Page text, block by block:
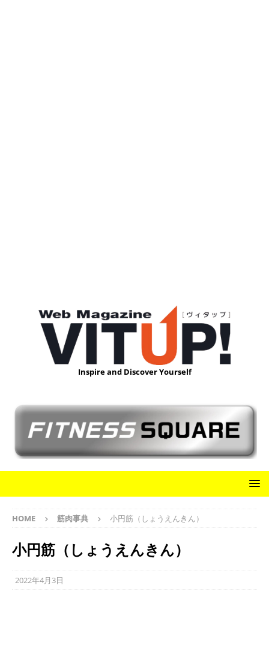
Inspire and Discover Yourself
HOME 筋肉事典 小円筋（しょうえんきん）
小円筋（しょうえんきん）
2022年4月3日